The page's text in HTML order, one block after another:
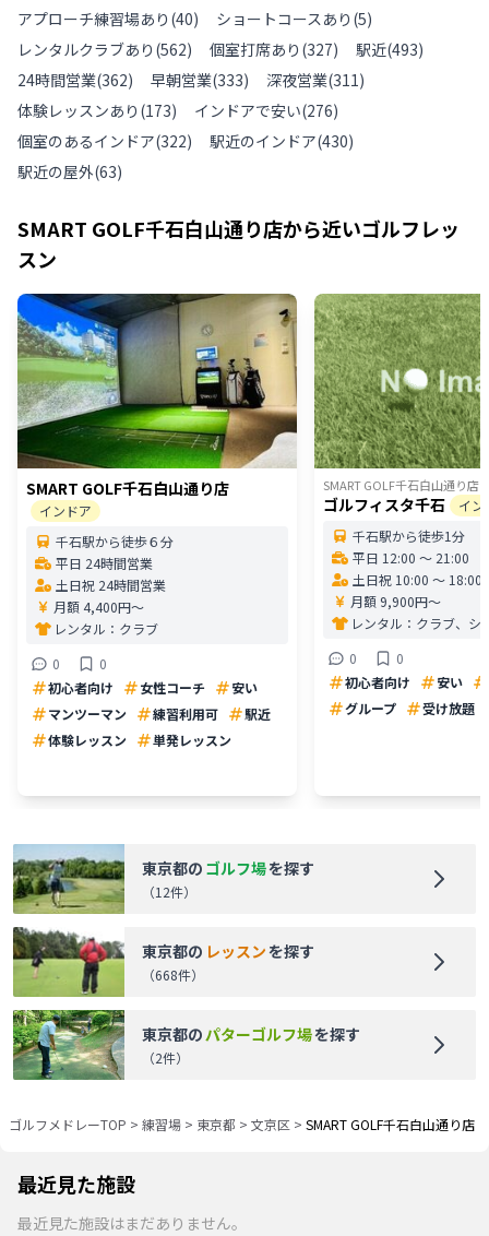
アプローチ練習場あり (40) ショートコースあり (5)
レンタルクラブあり (562) 個室打席あり (327) 駅近(493)
24時間営業(362) 早朝営業(333) 深夜営業(311)
体験レッスンあり (173) インドアで安い(276)
個室のあるインドア(322) 駅近のインドア(430)
駅近の屋外(63)
SMART GOLF千石白山通り店から近いゴルフレッ
スン
SMART GOLF千石白山通り店
インドア
千石駅から徒歩６分
平日 24時間営業
土日祝 24時間営業
月額 4,400円〜
レンタル： クラブ
0
0
初心者向け
女性コーチ
安い
マンツーマン
練習利用可
駅近
体験レッスン
単発レッスン
SMART GOLF千石白山通り店
ゴルフィスタ千石
イン
千石駅から徒歩1分
平日 12:00 〜 21:00
土日祝 10:00 〜 18:00
月額 9,900円〜
レンタル： クラブ、シ
0
0
初心者向け
安い
グループ
受け放題
東京都の ゴルフ場を探す
（12件）
東京都の レッスンを探す
（668件）
東京都の パターゴルフ場を探す
（2件）
ゴルフメドレーTOP > 練習場 > 東京都 > 文京区 > SMART GOLF千石白山通り店
最近見た施設
最近見た施設はまだありません。